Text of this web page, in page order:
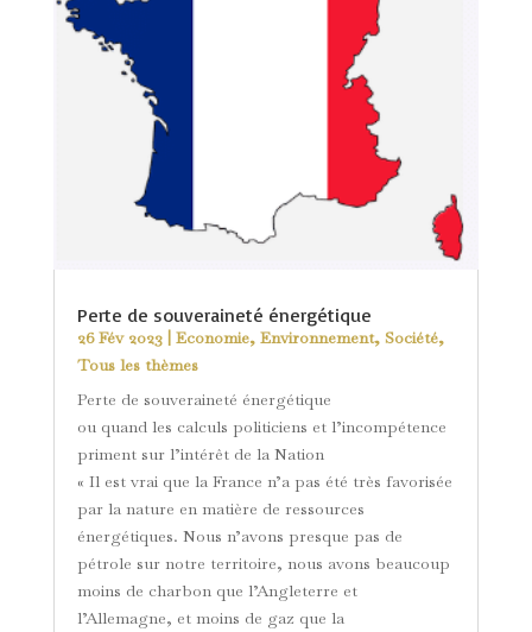
Perte de souveraineté énergétique
26 Fév 2023| Economie, Environnement, Société,
Tous les thèmes
Perte de souveraineté énergétique
ou quand les calculs politiciens et l’incompétence
priment sur l’intérêt de la Nation
« Il est vrai que la France n’a pas été très favorisée
par la nature en matière de ressources
énergétiques. Nous n’avons presque pas de
pétrole sur notre territoire, nous avons beaucoup
moins de charbon que l’Angleterre et
l’Allemagne, et moins de gaz que la